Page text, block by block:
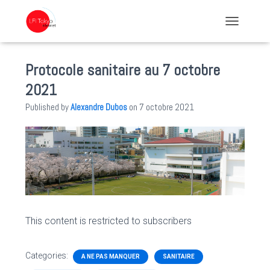
Protocole sanitaire au 7 octobre
2021
Published byAlexandre Dubos on 7 octobre 2021
This content is restricted to subscribers
Categories: A NE PAS MANQUER SANITAIRE